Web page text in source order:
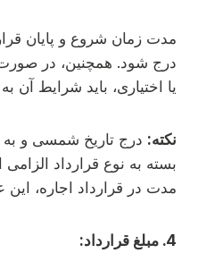
مدت زمان شروع و پایان
درج شود. همچنین، در صورت
یا اختیاری، باید شرایط آن
نکته: درج تاریخ شمسی و به
بسته به نوع قرارداد
مدت در قرارداد اجاره،
4. مبلغ قرارداد: